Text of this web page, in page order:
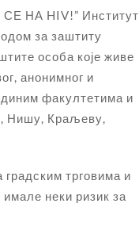
НА HIV!” Институт
за заштиту
особа које живе
анонимног и
факултетима и
Нишу, Краљеву,
трговима и
неки ризик за